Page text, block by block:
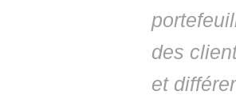
des
et